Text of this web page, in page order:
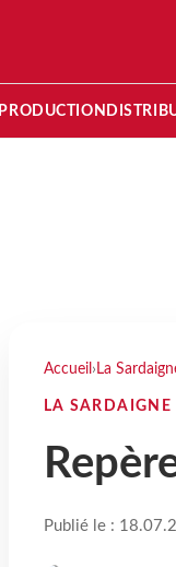
PRODUCTION
Accueil › La
LA SARDAIGNE
Publié le :